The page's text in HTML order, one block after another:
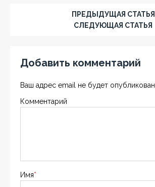
ПРЕДЫДУЩАЯ СТАТЬЯ
СЛЕДУЮЩАЯ СТАТЬЯ
Добавить комментарий
Ваш адрес email не будет опубликован.
Комментарий
Имя*